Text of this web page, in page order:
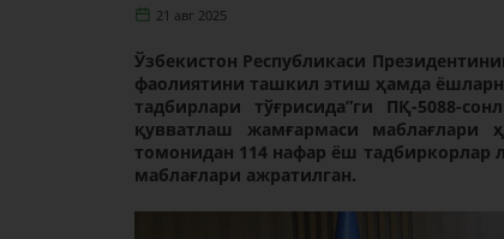
21 авг 2025
Ўзбекистон Республикаси
фаолиятини ташкил этиш ҳамда
тадбирлари тўғрисида”ги ПҚ-5088-
қувватлаш жамғармаси маблағлари
томонидан 114 нафар ёш тадбиркорлар
маблағлари ажратилган.